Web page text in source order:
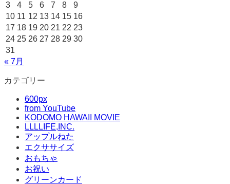
3
4 5 6 7 8
9
10 11 12 13 14 15 16
17 18 19 20 21 22 23
24 25 26 27 28 29 30
31
« 7月
カテゴリー
600px
from YouTube
KODOMO HAWAII MOVIE
LLLLIFE,INC.
アップルねた
エクササイズ
おもちゃ
お祝い
グリーンカード